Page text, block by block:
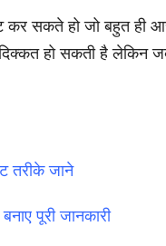
कर सकते हो जो बहुत
हो सकती है लेकिन
तरीके जाने
पूरी जानकारी